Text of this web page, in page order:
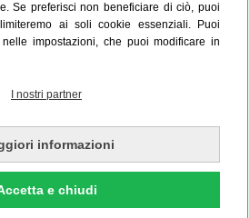
Se preferisci non beneficiare di ciò, puoi
ai soli cookie essenziali. Puoi
impostazioni, che puoi modificare in
I nostri partner
informazioni
e chiudi